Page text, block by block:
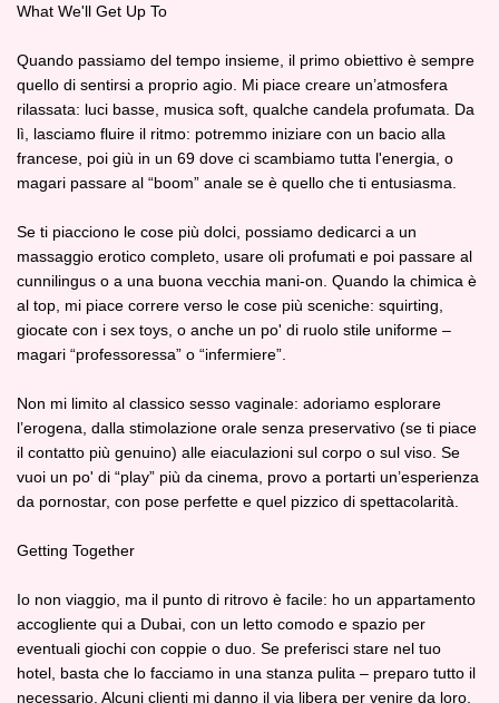
What We'll Get Up To
Quando passiamo del tempo insieme, il primo obiettivo è sempre
quello di sentirsi a proprio agio. Mi piace creare un’atmosfera
rilassata: luci basse, musica soft, qualche candela profumata. Da
lì, lasciamo fluire il ritmo: potremmo iniziare con un bacio alla
francese, poi giù in un 69 dove ci scambiamo tutta l'energia, o
magari passare al “boom” anale se è quello che ti entusiasma.
Se ti piacciono le cose più dolci, possiamo dedicarci a un
massaggio erotico completo, usare oli profumati e poi passare al
cunnilingus o a una buona vecchia mani‑on. Quando la chimica è
al top, mi piace correre verso le cose più sceniche: squirting,
giocate con i sex toys, o anche un po' di ruolo stile uniforme –
magari “professoressa” o “infermiere”.
Non mi limito al classico sesso vaginale: adoriamo esplorare
l’erogena, dalla stimolazione orale senza preservativo (se ti piace
il contatto più genuino) alle eiaculazioni sul corpo o sul viso. Se
vuoi un po' di “play” più da cinema, provo a portarti un’esperienza
da pornostar, con pose perfette e quel pizzico di spettacolarità.
Getting Together
Io non viaggio, ma il punto di ritrovo è facile: ho un appartamento
accogliente qui a Dubai, con un letto comodo e spazio per
eventuali giochi con coppie o duo. Se preferisci stare nel tuo
hotel, basta che lo facciamo in una stanza pulita – preparo tutto il
necessario. Alcuni clienti mi danno il via libera per venire da loro,